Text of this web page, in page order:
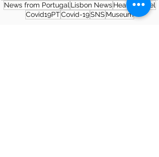
News from Portugal Lisbon News HealthTravel
Covid19PTCovid-19SNS Museum